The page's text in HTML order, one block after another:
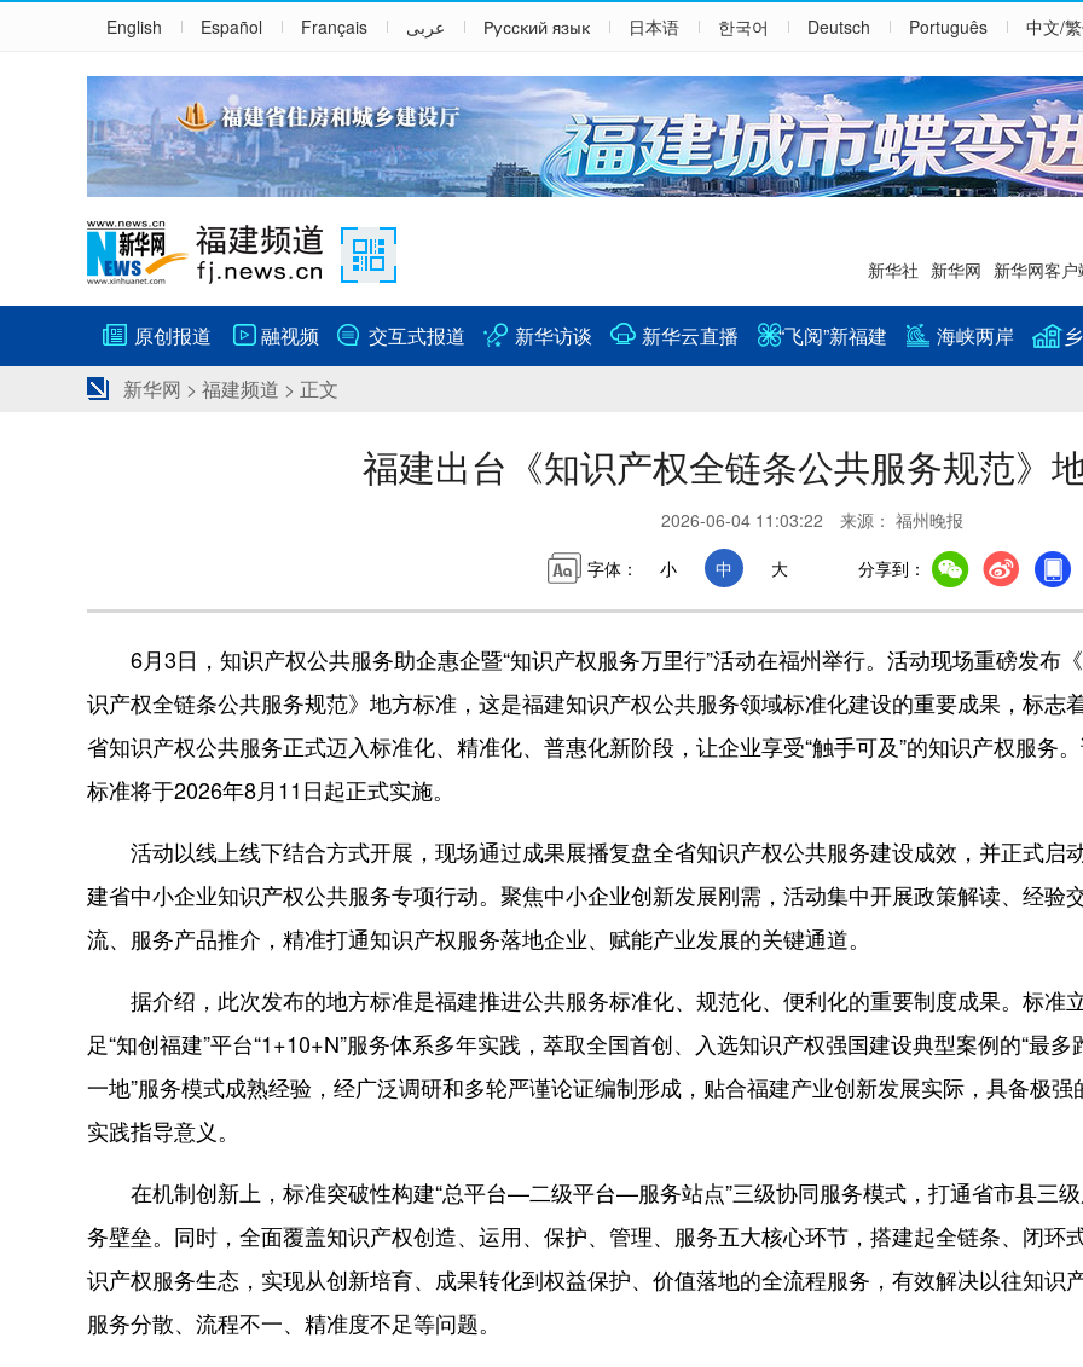
English Español Français عربى Русский язык 日本语 한국어 Deutsch Português 中文/
新华社 新华网 新华网客户
原创报道 融视频 交互式报道 新华访谈 新华云直播 “飞阅”新福建 海峡两岸
新华网 > 福建频道 > 正文
福建出台《知识产权全链条公共服务规范》
2026-06-04 11:03:22 来源： 福州晚报
字体：
小 中 大 分享到：
6月3日，知识产权公共服务助企惠企暨“知识产权服务万里行”活动在福州举行。活动现场重磅发布
识产权全链条公共服务规范》地方标准，这是福建知识产权公共服务领域标准化建设的重要成果，标志
省知识产权公共服务正式迈入标准化、精准化、普惠化新阶段，让企业享受“触手可及”的知识产权服务
标准将于2026年8月11日起正式实施。
活动以线上线下结合方式开展，现场通过成果展播复盘全省知识产权公共服务建设成效，并正式启
建省中小企业知识产权公共服务专项行动。聚焦中小企业创新发展刚需，活动集中开展政策解读、经验
流、服务产品推介，精准打通知识产权服务落地企业、赋能产业发展的关键通道。
据介绍，此次发布的地方标准是福建推进公共服务标准化、规范化、便利化的重要制度成果。标准
足“知创福建”平台“1+10+N”服务体系多年实践，萃取全国首创、入选知识产权强国建设典型案例的“最多
一地”服务模式成熟经验，经广泛调研和多轮严谨论证编制形成，贴合福建产业创新发展实际，具备极强
实践指导意义。
在机制创新上，标准突破性构建“总平台—二级平台—服务站点”三级协同服务模式，打通省市县三
务壁垒。同时，全面覆盖知识产权创造、运用、保护、管理、服务五大核心环节，搭建起全链条、闭环
识产权服务生态，实现从创新培育、成果转化到权益保护、价值落地的全流程服务，有效解决以往知识
服务分散、流程不一、精准度不足等问题。